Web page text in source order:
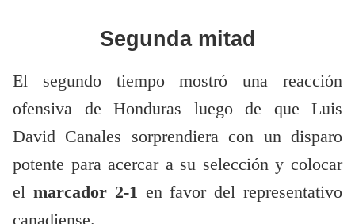
Segunda mitad
El segundo tiempo mostró una reacción
ofensiva de Honduras luego de que Luis
David Canales sorprendiera con un disparo
potente para acercar a su selección y colocar
el marcador 2-1 en favor del representativo